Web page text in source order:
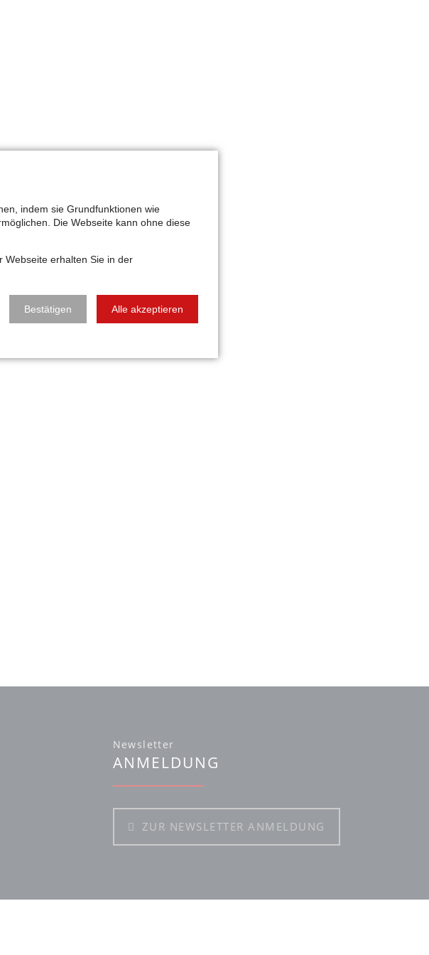
Newsletter
ANMELDUNG
ZUR NEWSLETTER ANMELDUNG
indem sie Grundfunktionen wie
Die Webseite kann ohne diese
Webseite erhalten Sie in der
Bestätigen Alle akzeptieren